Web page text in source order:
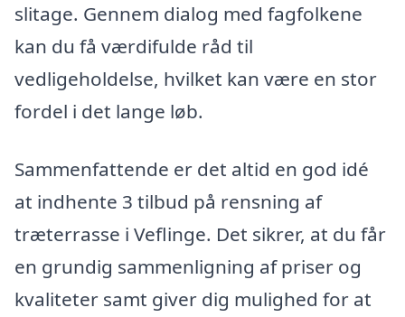
slitage. Gennem dialog med fagfolkene
kan du få værdifulde råd til
vedligeholdelse, hvilket kan være en stor
fordel i det lange løb.
Sammenfattende er det altid en god idé
at indhente 3 tilbud på rensning af
træterrasse i Veflinge. Det sikrer, at du får
en grundig sammenligning af priser og
kvaliteter samt giver dig mulighed for at